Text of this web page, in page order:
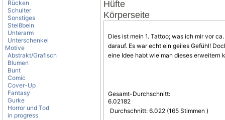
Rücken
Schulter
Sonstiges
Steißbein
Unterarm
Unterschenkel
Motive
Abstrakt/Grafisch
Blumen
Bunt
Comic
Cover-Up
Fantasy
Gurke
Horror und Tod
in progress
Hüfte
Körperseite
Dies ist mein 1. Tattoo; was ich mir vor
darauf. Es war echt ein geiles Gefühl!
eine Idee habt wie man dieses erweitern
Gesamt-Durchschnitt:
6.02182
Durchschnitt: 6.022 (165 Stimmen )